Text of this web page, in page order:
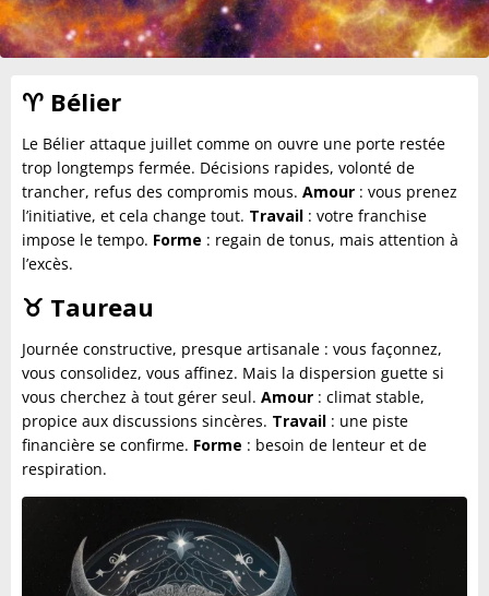
♈ Bélier
Le Bélier attaque juillet comme on ouvre une porte restée
trop longtemps fermée. Décisions rapides, volonté de
trancher, refus des compromis mous. Amour : vous prenez
l’initiative, et cela change tout. Travail : votre franchise
impose le tempo. Forme : regain de tonus, mais attention à
l’excès.
♉ Taureau
Journée constructive, presque artisanale : vous façonnez,
vous consolidez, vous affinez. Mais la dispersion guette si
vous cherchez à tout gérer seul. Amour : climat stable,
propice aux discussions sincères. Travail : une piste
financière se confirme. Forme : besoin de lenteur et de
respiration.